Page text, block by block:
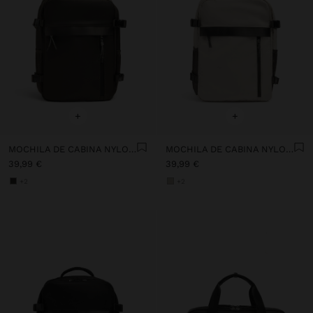
+
MOCHILA DE CABINA NYLON EXTENSIBLE CON PORTA-BOTELLA
39,99 €
+
MOCHILA DE CABINA NYLON EXTENSIBLE CON PORTA-BOTELLA
39,99 €